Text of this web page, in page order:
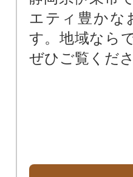
エティ豊かな
す。地域なら
ぜひご覧くださ